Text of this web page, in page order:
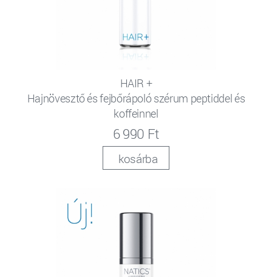
HAIR +
Hajnövesztő és fejbőrápoló szérum peptiddel és
koffeinnel
6 990 Ft
kosárba